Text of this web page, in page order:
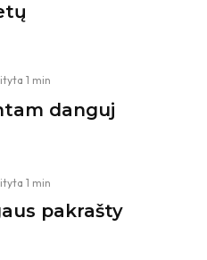
1 min
danguj
1 min
pakrašty